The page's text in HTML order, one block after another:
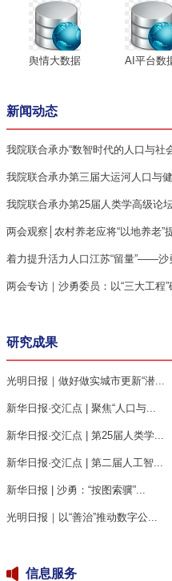
舆情大数据 AI平台数
新闻动态
我院联合承办“数智时代的人口与社
我院联合承办第三届大运河人口与
我院联合承办第25届人类学高级论
两会观察│农村养老应将“以地养老”
着力提升活力人口江苏“留量”——沙
两会专访｜沙勇委员：以“三大工程”
研究成果
光明日报｜做好做实城市更新“潜...
新华日报·交汇点 | 聚焦“人口与...
新华日报·交汇点 | 第25届人类学...
新华日报·交汇点 | 第二届人工智...
新华日报 | 沙勇：“按图索骥”...
光明日报｜以“善治”推动数字公...
信息服务